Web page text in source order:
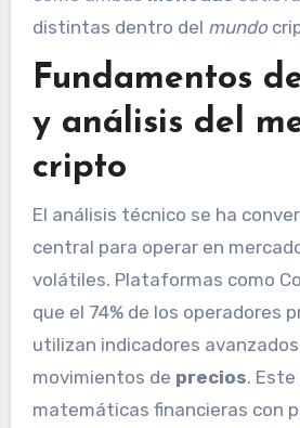
distintas dentro del mundo
Fundamentos
y análisis del
cripto
El análisis técnico se ha
central para operar en
volátiles. Plataformas como
que el 74% de los operadores
utilizan indicadores
movimientos de precios.
matemáticas financieras con